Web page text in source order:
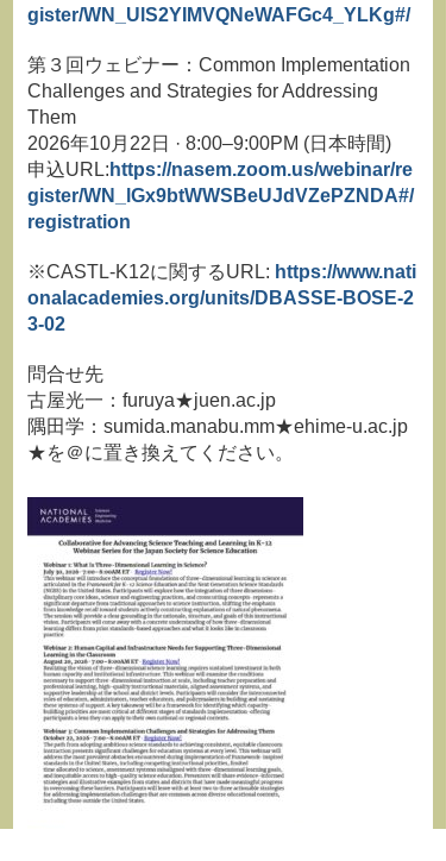
gister/WN_UlS2YIMVQNeWAFGc4_YLKg#/
第３回ウェビナー：Common Implementation
Challenges and Strategies for Addressing
Them
2026年10月22日 · 8:00–9:00PM (日本時間)
申込URL: https://nasem.zoom.us/webinar/re
gister/WN_lGx9btWWSBeUJdVZePZNDA#/
registration
※CASTL-K12に関するURL: https://www.nati
onalacademies.org/units/DBASSE-BOSE-2
3-02
問合せ先
古屋光一：furuya★juen.ac.jp
隅田学：sumida.manabu.mm★ehime-u.ac.jp
★を＠に置き換えてください。